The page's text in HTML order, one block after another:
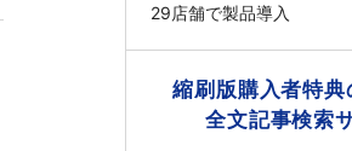
29店舗で製品導入
縮刷版購入者特典
全文記事検索